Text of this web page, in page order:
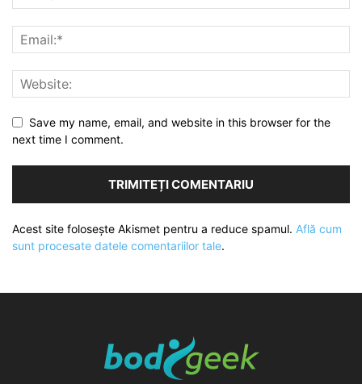
Save my name, email, and website in this browser for the
next time I comment.
Acest site folosește Akismet pentru a reduce spamul. Află cum
sunt procesate datele comentariilor tale.